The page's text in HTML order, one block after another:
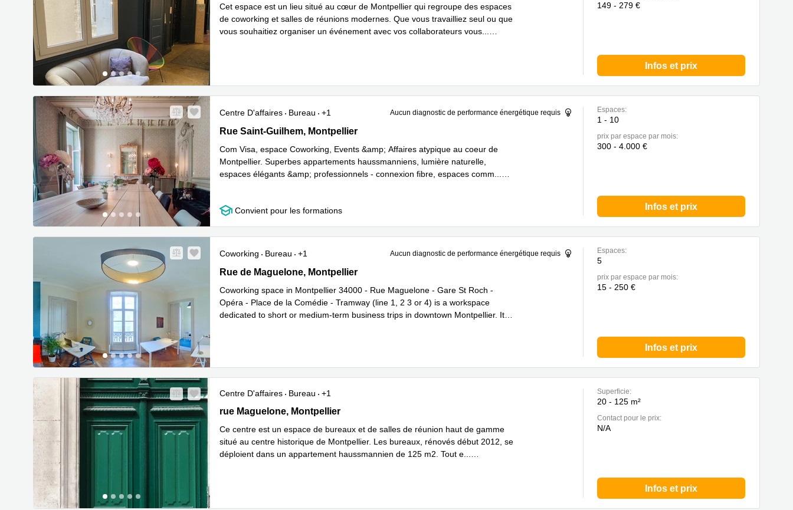
Cet espace est un lieu situé au cœur de Montpellier qui regroupe des espaces
de coworking et salles de réunions modernes. Que vous travailliez seul ou que
vous souhaitiez organiser un événement avec vos collaborateurs vous
149 - 279 €
Infos et prix
Centre D'affaires Bureau +1 Aucun diagnostic de performance énergétique requis
Rue Saint-Guilhem 23, Montpellier
Rue Saint-Guilhem, Montpellier
Convient pour les formations
Com Visa, espace Coworking, Events &amp; Affaires atypique au coeur de
Montpellier. Superbes appartements haussmanniens, lumière naturelle,
espaces élégants &amp; professionnels - connexion fibre, espaces comm
Espaces:
1 - 10
prix par espace par mois:
300 - 4.000 €
Infos et prix
Coworking Bureau +1 Aucun diagnostic de performance énergétique requis
4 Rue de Maguelone, Montpellier
Rue de Maguelone, Montpellier
Coworking space in Montpellier 34000 - Rue Maguelone - Gare St Roch -
Opéra - Place de la Comédie - Tramway (line 1, 2 3 or 4) is a workspace
dedicated to short or medium-term business trips in downtown Montpellier. It
Espaces:
5
prix par espace par mois:
15 - 250 €
Infos et prix
Centre D'affaires Bureau
+1
4 rue Maguelone, Montpellier
rue Maguelone, Montpellier
Ce centre est un espace de bureaux et de salles de réunion haut de gamme
situé au centre historique de Montpellier. Les bureaux, rénovés début 2012, se
déploient dans un appartement haussmannien de 125 m2. Tout e
Superficie:
20 - 125 m²
Contact pour le prix:
N/A
Infos et prix